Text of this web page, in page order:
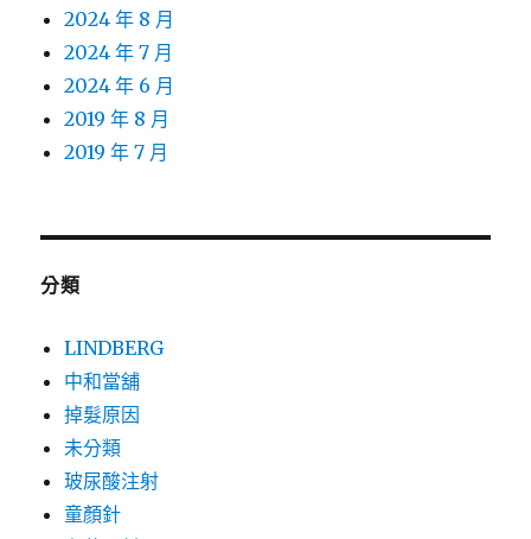
2024 年 8 月
2024 年 7 月
2024 年 6 月
2019 年 8 月
2019 年 7 月
分類
LINDBERG
中和當舖
掉髮原因
未分類
玻尿酸注射
童顏針